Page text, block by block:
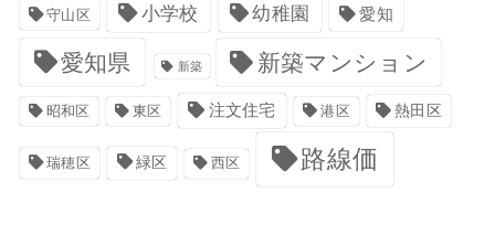
守山区 小学校 幼稚園 愛知
愛知県 新築 新築マンション
昭和区 東区 注文住宅 港区 熱田区
瑞穂区 緑区 西区 路線価